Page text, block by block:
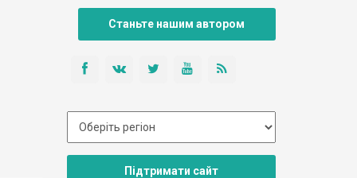
Станьте нашим автором
Підтримати сайт